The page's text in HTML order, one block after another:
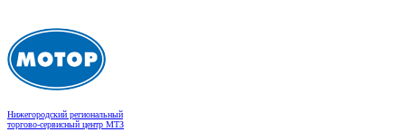
Нижегородский региональный
торгово-сервисный центр МТЗ